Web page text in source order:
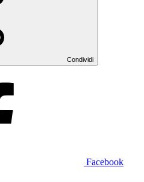
Condividi
Facebook